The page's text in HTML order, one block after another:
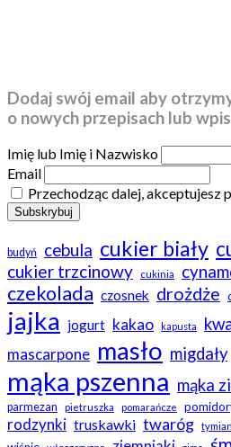
Dodaj swój email aby
o nowych przepisach lub
Imię lub Imię i Nazwisko
Email
Przechodząc dalej, akceptujesz
budyń cebula cukier biały
cukier trzcinowy cukinia
czekolada czosnek drożdże
jajka jogurt kakao kapusta
mascarpone masło migdały
mąka pszenna mąka
parmezan pietruszka pomarańcze
rodzynki truskawki twaróg